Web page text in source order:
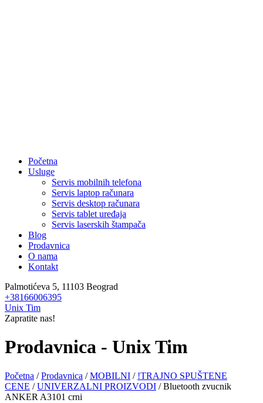
Početna
Usluge
Servis mobilnih telefona
Servis laptop računara
Servis desktop računara
Servis tablet uređaja
Servis laserskih štampača
Blog
Prodavnica
O nama
Kontakt
Palmotićeva 5, 11103 Beograd
+38166006395
Unix Tim
Zapratite nas!
Prodavnica - Unix Tim
Početna /Prodavnica /MOBILNI / !TRAJNO SPUŠTENE
CENE /UNIVERZALNI PROIZVODI / Bluetooth zvucnik
ANKER A3101 crni